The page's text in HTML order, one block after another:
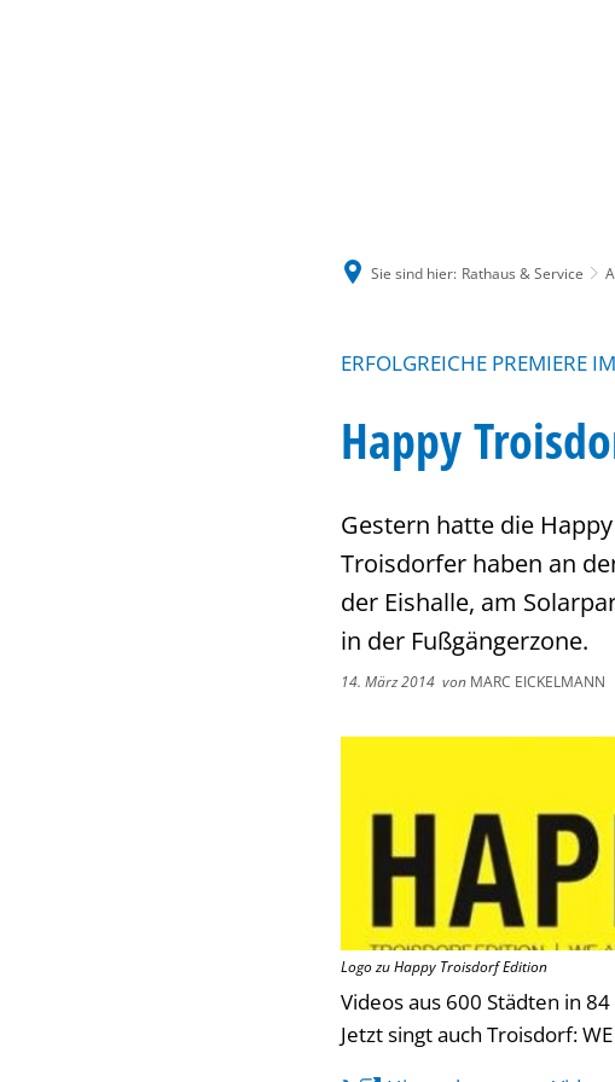
Sie sind hier: Rathaus & Service
ERFOLGREICHE PREMIERE
Happy
Gestern hatte die
Troisdorfer haben an
der Eishalle, am
in der Fußgängerzone.
14. März 2014 von MARC EICKELMANN
Logo zu Happy Troisdorf Edition
Videos aus 600 Städten in
Jetzt singt auch Troisdorf: WE